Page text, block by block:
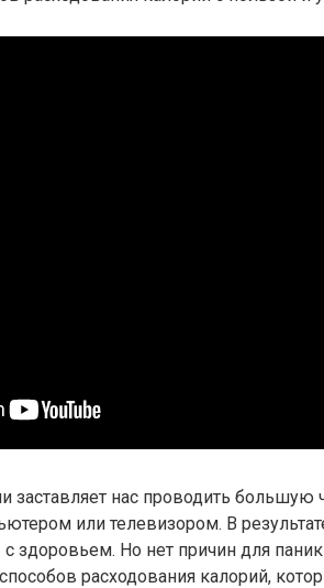
заставляет нас проводить большую
или телевизором. В
здоровьем. Но нет причин для
расходования калорий,